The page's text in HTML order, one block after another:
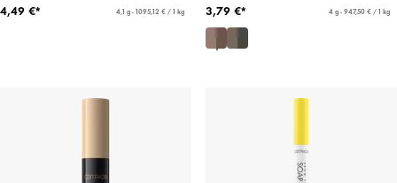
4,49 €*
4,1 g - 1095,12 € / 1 kg
3,79 €*
4 g - 947,50 € / 1 kg